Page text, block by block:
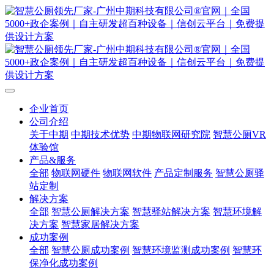
企业首页
公司介绍
关于中期 中期技术优势 中期物联网研究院 智慧公厕VR
体验馆
产品&服务
全部 物联网硬件 物联网软件 产品定制服务 智慧公厕驿
站定制
解决方案
全部 智慧公厕解决方案 智慧驿站解决方案 智慧环境解
决方案 智慧家居解决方案
成功案例
全部 智慧公厕成功案例 智慧环境监测成功案例 智慧环
保净化成功案例